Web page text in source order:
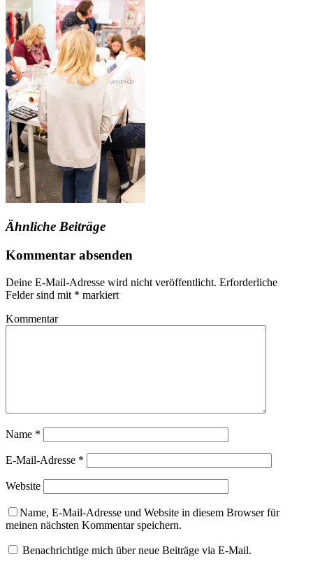
Ähnliche Beiträge
Kommentar absenden
Deine E-Mail-Adresse wird nicht veröffentlicht. Erforderliche
Felder sind mit * markiert
Kommentar
Name *
E-Mail-Adresse *
Website
Name, E-Mail-Adresse und Website in diesem Browser für
meinen nächsten Kommentar speichern.
Benachrichtige mich über neue Beiträge via E-Mail.